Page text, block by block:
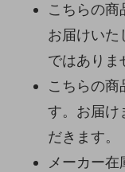
こちらの商
お届けいた
ではありま
こちらの商
す。お届け
だきます。
メーカー